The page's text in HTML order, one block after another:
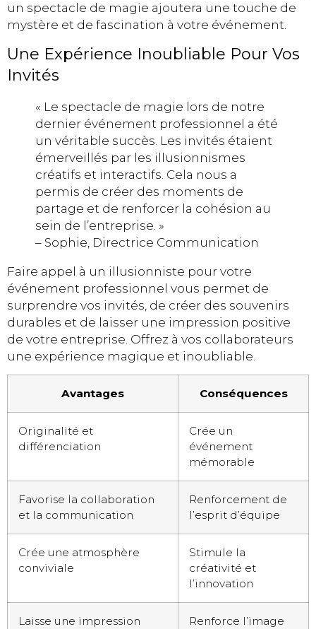
un spectacle de magie ajoutera une touche de
mystère et de fascination à votre événement.
Une Expérience Inoubliable Pour Vos
Invités
« Le spectacle de magie lors de notre
dernier événement professionnel a été
un véritable succès. Les invités étaient
émerveillés par les illusionnismes
créatifs et interactifs. Cela nous a
permis de créer des moments de
partage et de renforcer la cohésion au
sein de l’entreprise. »
– Sophie, Directrice Communication
Faire appel à un illusionniste pour votre
événement professionnel vous permet de
surprendre vos invités, de créer des souvenirs
durables et de laisser une impression positive
de votre entreprise. Offrez à vos collaborateurs
une expérience magique et inoubliable.
Avantages Conséquences
Originalité et
différenciation
Crée un
événement
mémorable
Favorise la collaboration
et la communication
Renforcement de
l’esprit d’équipe
Crée une atmosphère
conviviale
Stimule la
créativité et
l’innovation
Laisse une impression
Renforce l’image